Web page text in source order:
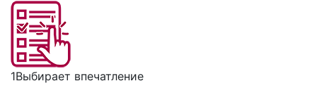
1Выбирает впечатление